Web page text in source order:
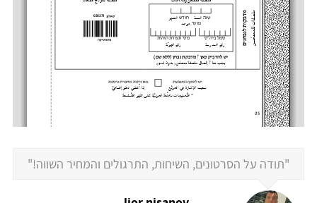
"תודה על הסרטונים, השיחות, התרגולים והמחיר השווה!"